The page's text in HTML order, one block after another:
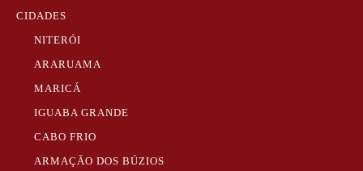
CIDADES
NITERÓI
ARARUAMA
MARICÁ
IGUABA GRANDE
CABO FRIO
ARMAÇÃO DOS BÚZIOS